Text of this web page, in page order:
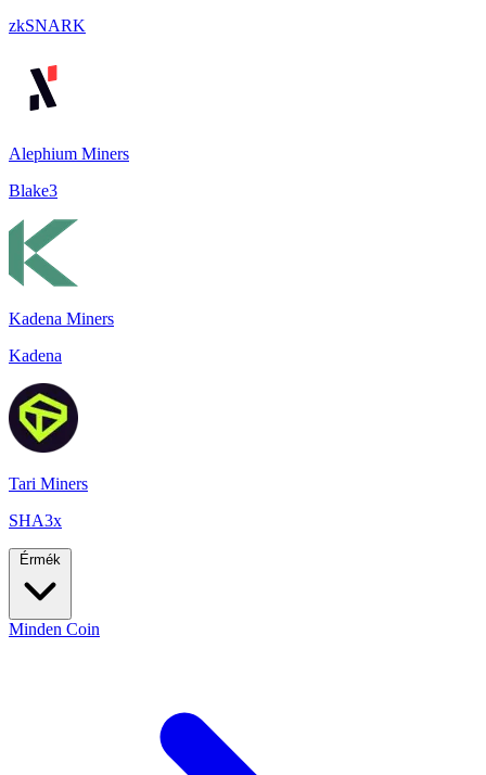
zkSNARK
Alephium Miners
Blake3
Kadena Miners
Kadena
Tari Miners
SHA3x
Érmék
Minden Coin